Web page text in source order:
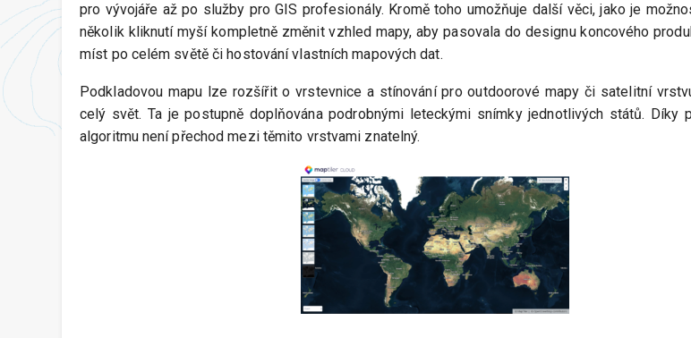
pro vývojáře až po služby pro GIS profesionály. Kromě toho umožňuje další věci, jako je
několik kliknutí myší kompletně změnit vzhled mapy, aby pasovala do designu koncového
míst po celém světě či hostování vlastních mapových dat.
Podkladovou mapu lze rozšířit o vrstevnice a stínování pro outdoorové mapy či satelitní
celý svět. Ta je postupně doplňována podrobnými leteckými snímky jednotlivých států. Díky
algoritmu není přechod mezi těmito vrstvami znatelný.